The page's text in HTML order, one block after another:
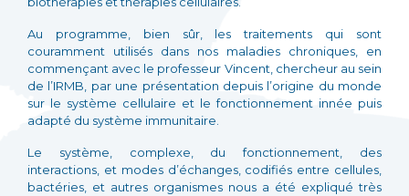
Au programme, bien sûr, les traitements qui sont
couramment utilisés dans nos maladies chroniques, en
commençant avec le professeur Vincent, chercheur au sein
de l’IRMB, par une présentation depuis l’origine du monde
sur le système cellulaire et le fonctionnement innée puis
adapté du système immunitaire.
Le système, complexe, du fonctionnement, des
interactions, et modes d’échanges, codifiés entre cellules,
bactéries, et autres organismes nous a été expliqué très